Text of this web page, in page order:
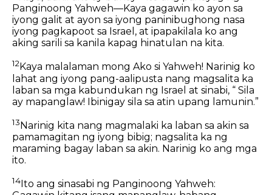
Panginoong Yahweh—Kaya gagawin ko ayon sa
iyong galit at ayon sa iyong paninibughong nasa
iyong pagkapoot sa Israel, at ipapakilala ko ang
aking sarili sa kanila kapag hinatulan na kita.
12Kaya malalaman mong Ako si Yahweh! Narinig ko
lahat ang iyong pang-aalipusta nang magsalita ka
laban sa mga kabundukan ng Israel at sinabi, “ Sila
ay mapanglaw! Ibinigay sila sa atin upang lamunin.”
13Narinig kita nang magmalaki ka laban sa akin sa
pamamagitan ng iyong bibig; nagsalita ka ng
maraming bagay laban sa akin. Narinig ko ang mga
ito.
14 Ito ang sinasabi ng Panginoong Yahweh: